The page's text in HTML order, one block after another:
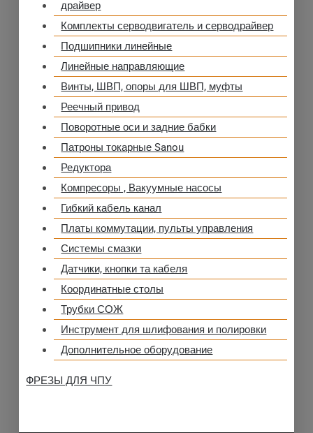
драйвер
Комплекты серводвигатель и серводрайвер
Подшипники линейные
Линейные направляющие
Винты, ШВП, опоры для ШВП, муфты
Реечный привод
Поворотные оси и задние бабки
Патроны токарные Sanou
Редуктора
Компресоры , Вакуумные насосы
Гибкий кабель канал
Платы коммутации, пульты управления
Системы смазки
Датчики, кнопки та кабеля
Координатные столы
Трубки СОЖ
Инструмент для шлифования и полировки
Дополнительное оборудование
ФРЕЗЫ ДЛЯ ЧПУ